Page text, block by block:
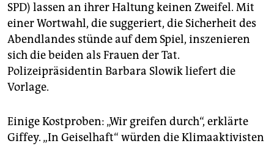
SPD) lassen an ihrer Haltung keinen Zweifel. Mit
einer Wortwahl, die suggeriert, die Sicherheit des
Abendlandes stünde auf dem Spiel, inszenieren
sich die beiden als Frauen der Tat.
Polizeipräsidentin Barbara Slowik liefert die
Vorlage.
Einige Kostproben: „Wir greifen durch“, erklärte
Giffey. „In Geiselhaft“ würden die Klimaaktivisten